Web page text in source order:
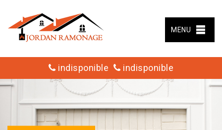
MENU
indisponible indisponible